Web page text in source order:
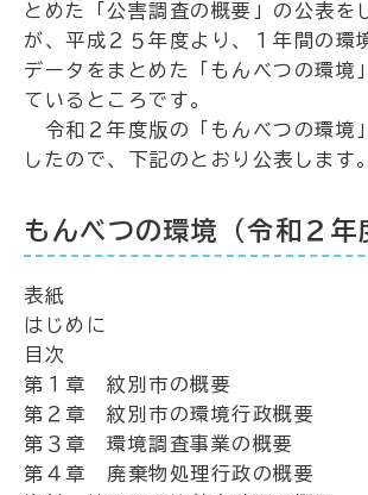
とめた「公害調査の概要」の公表を
が、平成２５年度より、１年間の環
データをまとめた「もんべつの環境
ているところです。
令和２年度版の「もんべつの環境
したので、下記のとおり公表します。
もんべつの環境（令和２年
表紙
はじめに
目次
第１章 紋別市の概要
第２章 紋別市の環境行政概要
第３章 環境調査事業の概要
第４章 廃棄物処理行政の概要